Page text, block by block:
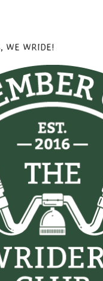
WE WRIDE!